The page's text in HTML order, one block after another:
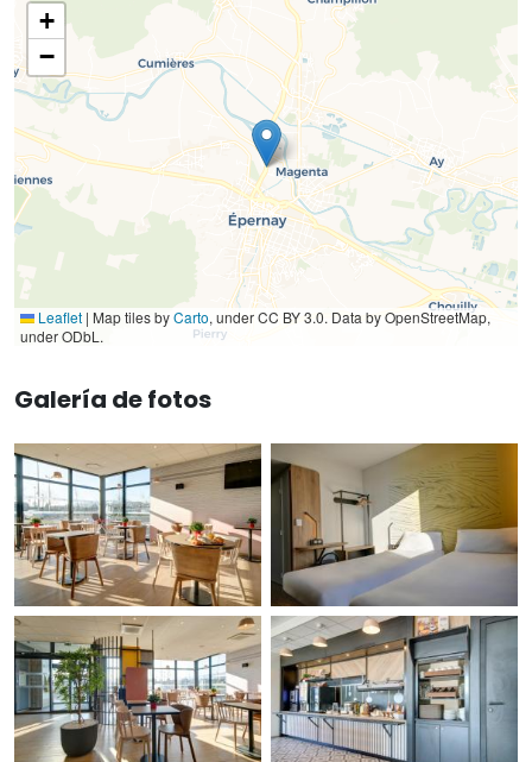
+
−
Leaflet | Map tiles byCarto, under CC BY 3.0. Data by OpenStreetMap,
under ODbL.
Galería de fotos